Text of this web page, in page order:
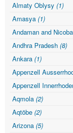
Almaty Oblysy (1)
Amasya (1)
Andaman and
Andhra Pradesh (8)
Ankara (1)
Appenzell
Appenzell
Aqmola (2)
Aqtöbe (2)
Arizona (5)